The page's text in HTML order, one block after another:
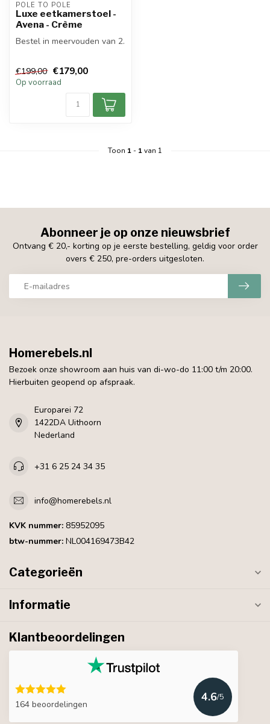
POLE TO POLE
Luxe eetkamerstoel -
Avena - Crème
Bestel in meervouden van 2.
€199,00 €179,00
Op voorraad
Toon 1- 1van 1
Abonneer je op onze nieuwsbrief
Ontvang € 20,- korting op je eerste bestelling, geldig voor order
overs € 250, pre-orders uitgesloten.
Homerebels.nl
Bezoek onze showroom aan huis van di-wo-do 11:00 t/m 20:00.
Hierbuiten geopend op afspraak.
Europarei 72
1422DA Uithoorn
Nederland
+31 6 25 24 34 35
info@homerebels.nl
KVK nummer: 85952095
btw-nummer: NL004169473B42
Categorieën
Informatie
Klantbeoordelingen
164 beoordelingen
4.6/5